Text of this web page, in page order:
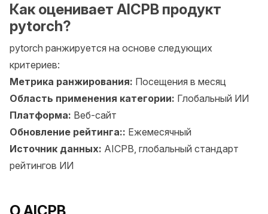
Как оценивает AICPB продукт
pytorch?
pytorch ранжируется на основе следующих
критериев:
Метрика ранжирования: Посещения в месяц
Область применения категории: Глобальный ИИ
Платформа: Веб-сайт
Обновление рейтинга:: Ежемесячный
Источник данных: AICPB, глобальный стандарт
рейтингов ИИ